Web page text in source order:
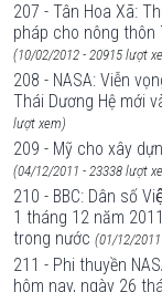
207 - Tân Hoa Xã:
pháp cho nông thôn
(10/02/2012 - 20915 lượt
208 - NASA: Viễn
Thái Dương Hệ mới
lượt xem)
209 - Mỹ cho xây
(04/12/2011 - 23338 lượt
210 - BBC: Dân số
1 tháng 12 năm
trong nước (01/12/
211 - Phi thuyền
hôm nay, ngày 26